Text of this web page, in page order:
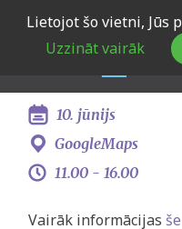
Lietojot šo vietni, Jūs
Uzzināt vairāk
GoogleMaps
10. jūnijs
11.00 - 16.00
Vairāk informācijas